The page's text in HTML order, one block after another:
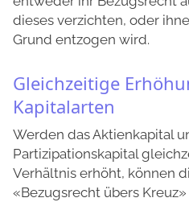
dieses verzichten, oder
Grund entzogen wird.
Gleichzeitige
Kapitalarten
Werden das Aktienkapital
Partizipationskapital
Verhältnis erhöht, können
«Bezugsrecht übers